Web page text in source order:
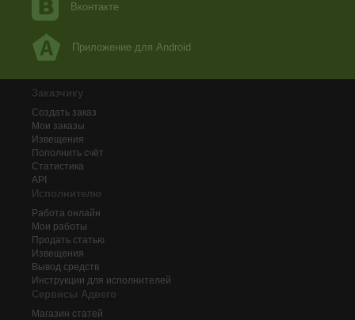
Вконтакте
Приложение для Android
Заказчику
Создать заказ
Мои заказы
Извещения
Пополнить счёт
Статистика
API
Исполнителю
Работа онлайн
Мои работы
Продать статью
Извещения
Вывод средств
Инструкции для исполнителей
Сервисы Адвего
Магазин статей